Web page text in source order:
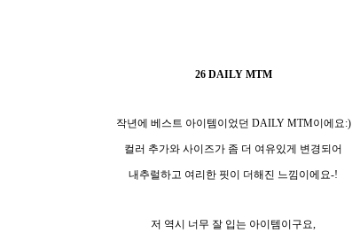
26 DAILY MTM
작년에 베스트 아이템이었던 DAILY MTM이에요:)
컬러 추가와 사이즈가 좀 더 여유있게 변경되어
내추럴하고 여리한 핏이 더해진 느낌이에요-!
저 역시 너무 잘 입는 아이템이구요,